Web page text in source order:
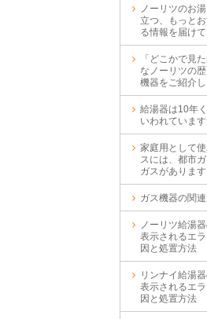
ノーリツのお
立つ、もっと
る情報を届けて
「どこかで見
なノーリツの
機器をご紹介し
給湯器は10年
いわれています
家庭用として
スには、都市
ガスがあります
ガス機器の関
ノーリツ給湯
表示されるエ
因と処置方法
リンナイ給湯
表示されるエ
因と処置方法